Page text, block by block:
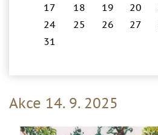
17
18 19 20
24
25 26 27
31
Akce 14. 9. 2025